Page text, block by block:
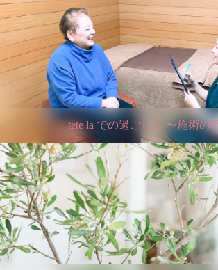
tete la での過ごし方 〜施術の